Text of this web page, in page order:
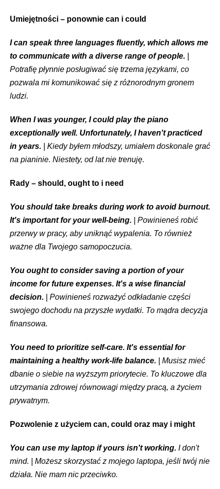
Umiejętności – ponownie can i could
I can speak three languages fluently, which allows me
to communicate with a diverse range of people.
Potrafię płynnie posługiwać się trzema językami, co
pozwala mi komunikować się z różnorodnym gronem
ludzi.
When I was younger, I could play the piano
exceptionally well. Unfortunately, I haven't practiced
in years. | Kiedy byłem młodszy, umiałem doskonale grać
na pianinie. Niestety, od lat nie trenuję.
Rady – should, ought to i need
You should take breaks during work to avoid burnout.
It's important for your well-being. | Powinieneś robić
przerwy w pracy, aby uniknąć wypalenia. To również
ważne dla Twojego samopoczucia.
You ought to consider saving a portion of your
income for future expenses. It's a wise financial
decision. | Powinieneś rozważyć odkładanie części
swojego dochodu na przyszłe wydatki. To mądra decyzja
finansowa.
You need to prioritize self-care. It's essential for
maintaining a healthy work-life balance. | Musisz mieć
dbanie o siebie na wyższym priorytecie. To kluczowe dla
utrzymania zdrowej równowagi między pracą, a życiem
prywatnym.
Pozwolenie z użyciem can, could oraz may i might
You can use my laptop if yours isn't working. I don't
mind. | Możesz skorzystać z mojego laptopa, jeśli twój nie
działa. Nie mam nic przeciwko.